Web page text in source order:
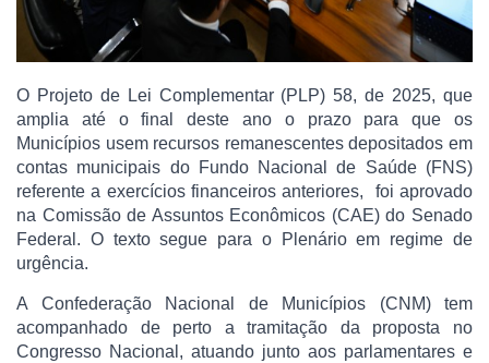
O Projeto de Lei Complementar (PLP) 58, de 2025, que
amplia até o final deste ano o prazo para que os
Municípios usem recursos remanescentes depositados em
contas municipais do Fundo Nacional de Saúde (FNS)
referente a exercícios financeiros anteriores, foi aprovado
na Comissão de Assuntos Econômicos (CAE) do Senado
Federal. O texto segue para o Plenário em regime de
urgência.
A Confederação Nacional de Municípios (CNM) tem
acompanhado de perto a tramitação da proposta no
Congresso Nacional, atuando junto aos parlamentares e